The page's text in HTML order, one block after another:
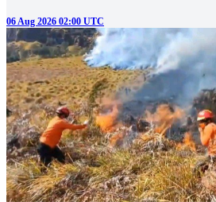
06 Aug 2026 02:00 UTC